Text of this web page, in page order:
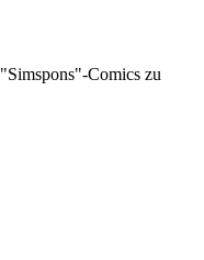
"Simspons"-Comics zu